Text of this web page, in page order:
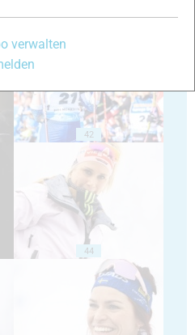
40
42
44
verwalten